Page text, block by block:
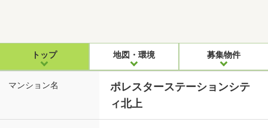
トップ 地図・環境 募集物件
マンション名
ポレスターステーションシテ
ィ北上